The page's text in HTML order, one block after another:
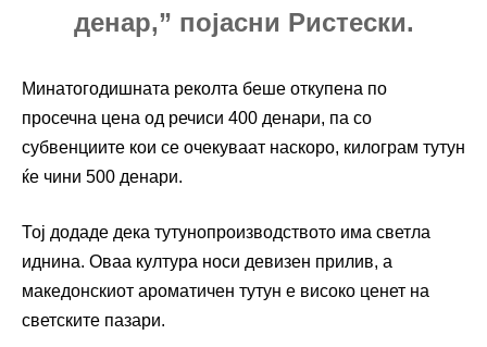
денар,” појасни Ристески.
Минатогодишната реколта беше откупена по
просечна цена од речиси 400 денари, па со
субвенциите кои се очекуваат наскоро, килограм тутун
ќе чини 500 денари.
Тој додаде дека тутунопроизводството има светла
иднина. Оваа култура носи девизен прилив, а
македонскиот ароматичен тутун е високо ценет на
светските пазари.